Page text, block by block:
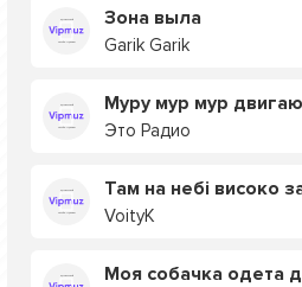
Зона выла
Garik Garik
Это Радио
VoityK